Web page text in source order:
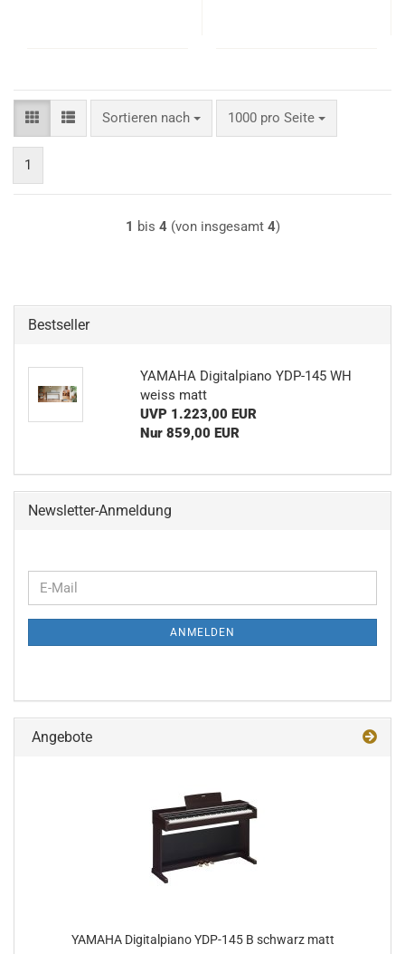
Sortieren nach
Sortieren nach 1000 pro Seite
pro Seite
1
1 bis 4(von insgesamt 4)
Bestseller
YA­MA­HA Di­gi­tal­pia­no YDP-​145 WH
weiss matt
UVP 1.223,00 EUR
Nur 859,00 EUR
Newsletter-Anmeldung
WEITER
ZUR
NEWSLETTER-
E-
Mail
ANMELDEN
Angebote
YA­MA­HA Di­gi­tal­pia­no YDP-​145 B schwarz matt